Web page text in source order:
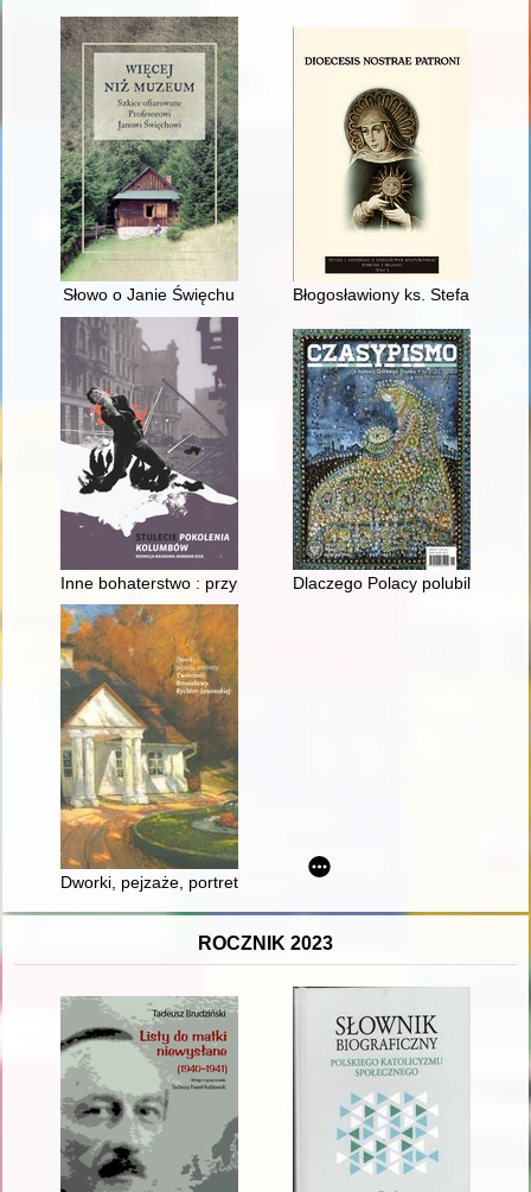
Słowo o Janie Święchu Błogosławiony ks. Stefan
Inne bohaterstwo : przypadek "Filipa" Leopolda Tyrmanda
Dlaczego Polacy polubili i
Dworki, pejzaże, portrety : twórczość Bronisławy Rychter-
ROCZNIK 2023